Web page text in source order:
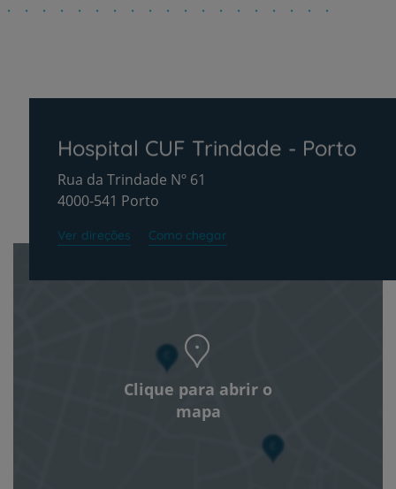
Hospital CUF Trindade - Porto
Rua da Trindade Nº 61
4000-541 Porto
Ver direções Como chegar
Clique para abrir o
mapa